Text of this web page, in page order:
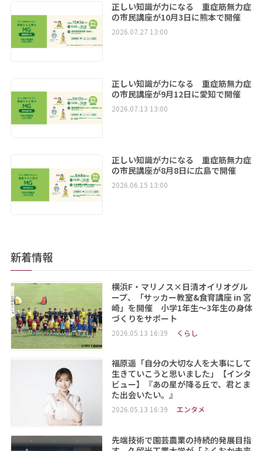
正しい知識が力になる 重症筋無力症
の市民講座が10月3日に熊本で開催
2026.07.27 13:00
正しい知識が力になる 重症筋無力症
の市民講座が9月12日に愛知で開催
2026.07.13 13:00
正しい知識が力になる 重症筋無力症
の市民講座が8月8日に広島で開催
2026.06.15 13:00
新着情報
横浜F・マリノス×日清オイリオグル
ープ、「サッカー教室&食育講座 in 宮
崎」を開催 小学1年生～3年生の身体
づくりをサポート
2026.05.13 16:39 くらし
福原遥「自分の大切な人を大事にして
生きていこうと思いました」【インタ
ビュー】『あの星が降る丘で、君とま
た出会いたい。』
2026.05.13 16:39 エンタメ
先端技術で園芸農業の持続的発展目指